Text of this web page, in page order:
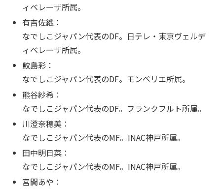
ィベレーザ所属。
有吉佐織：
なでしこジャパン代表のDF。日テレ・東京ヴェルデ
ィベレーザ所属。
鮫島彩：
なでしこジャパン代表のDF。モンペリエ所属。
熊谷紗希：
なでしこジャパン代表のDF。フランクフルト所属。
川澄奈穂美：
なでしこジャパン代表のMF。INAC神戸所属。
田中明日菜：
なでしこジャパン代表のMF。INAC神戸所属。
宮間あや：